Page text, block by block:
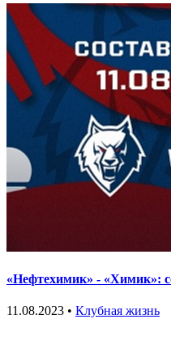
«Нефтехимик» - «Химик»:
11.08.2023 • Клубная жизнь